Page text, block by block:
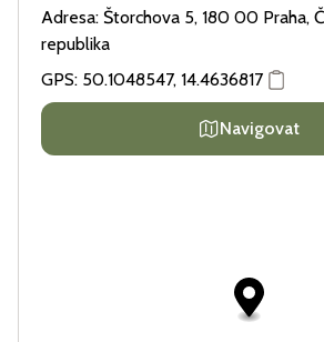
Adresa: Štorchova 5, 180 00 Praha,
republika
GPS: 50.1048547, 14.4636817
Navigovat